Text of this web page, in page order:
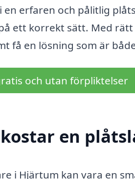
erfaren och pålitlig
ett korrekt sätt. Med
få en lösning som är
och utan förpliktelser
en
i Hjärtum kan vara en